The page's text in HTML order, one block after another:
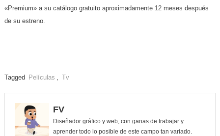
«Premium» a su catálogo gratuito aproximadamente 12 meses después
de su estreno.
Tagged Películas , Tv
FV
Diseñador gráfico y web, con ganas de trabajar y
aprender todo lo posible de este campo tan variado.